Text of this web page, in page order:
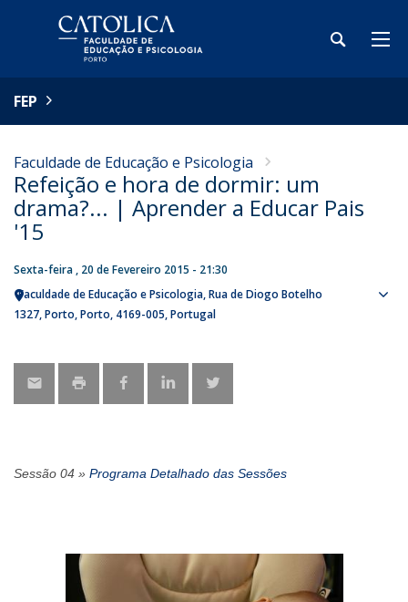
FEP
Faculdade de Educação e Psicologia
Refeição e hora de dormir: um
drama?... | Aprender a Educar Pais
'15
Sexta-feira , 20 de Fevereiro 2015 - 21:30
Faculdade de Educação e Psicologia Rua de Diogo Botelho
1327 Porto Porto 4169-005 Portugal
Sessão 04 » Programa Detalhado das Sessões